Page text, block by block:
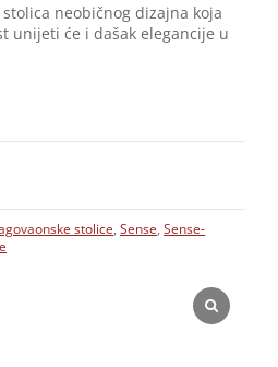
neobičnog dizajna koja
unijeti će i dašak elegancije u
stolice Sense Sense-